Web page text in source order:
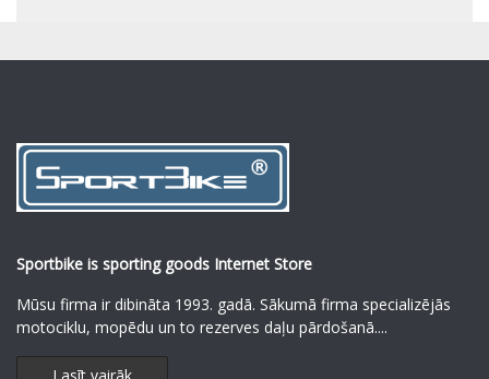
Sportbike is sporting goods Internet Store
Mūsu firma ir dibināta 1993. gadā. Sākumā firma specializējās
motociklu, mopēdu un to rezerves daļu pārdošanā....